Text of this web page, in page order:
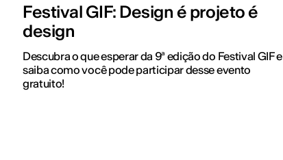
Festival GIF: Design é projeto é
design
Descubra o que esperar da 9ª edição do Festival GIF e
saiba como você pode participar desse evento
gratuito!